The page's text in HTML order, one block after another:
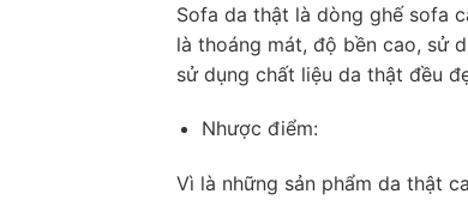
Sofa da thật là dòng ghế sofa
là thoáng mát, độ bền cao, sử
sử dụng chất liệu da thật đều
Nhược điểm:
Vì là những sản phẩm da thật